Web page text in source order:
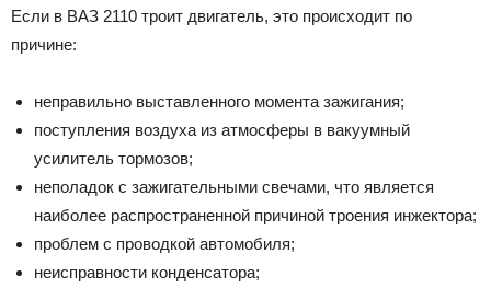
Если в ВАЗ 2110 троит двигатель, это происходит по
причине:
неправильно выставленного момента зажигания;
поступления воздуха из атмосферы в вакуумный
усилитель тормозов;
неполадок с зажигательными свечами, что является
наиболее распространенной причиной троения инжектора;
проблем с проводкой автомобиля;
неисправности конденсатора;